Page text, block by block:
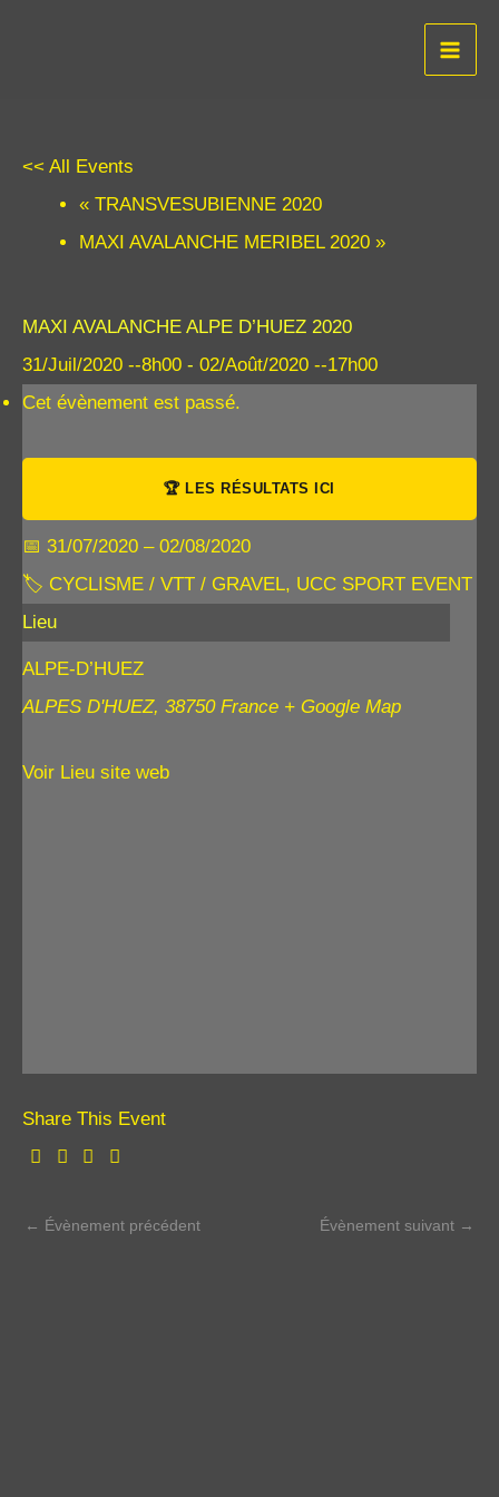
<< All Events
MAXI AVALANCHE ALPE D’HUEZ 2020
31/Juil/2020 --8h00 - 02/Août/2020 --17h00
Cet évènement est passé.
🏆 LES RÉSULTATS ICI
📅 31/07/2020 – 02/08/2020
🏷 CYCLISME / VTT / GRAVEL, UCC SPORT EVENT
Lieu
ALPE-D’HUEZ
ALPES D'HUEZ, 38750 France + Google Map
Voir Lieu site web
Share This Event
« TRANSVESUBIENNE 2020
MAXI AVALANCHE MERIBEL 2020 »
← Évènement précédent Évènement suivant →